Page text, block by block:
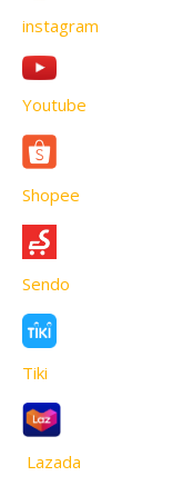
instagram
Youtube
Shopee
Sendo
Tiki
Lazada